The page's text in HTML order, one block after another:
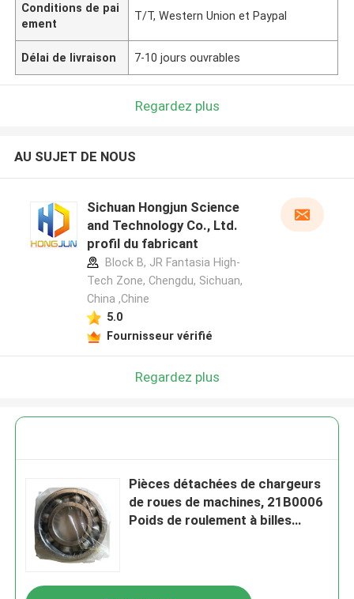
Conditions de pai
ement
T/T, Western Union et Paypal
Délai de livraison 7-10 jours ouvrables
Regardez plus
AU SUJET DE NOUS
Sichuan Hongjun Science
and Technology Co., Ltd.
profil du fabricant
Block B, JR Fantasia High-
Tech Zone, Chengdu, Sichuan,
China ,Chine
5.0
Fournisseur vérifié
Regardez plus
Pièces détachées de chargeurs
de roues de machines, 21B0006
Poids de roulement à billes